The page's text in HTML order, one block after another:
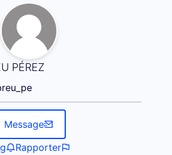
PÉREZABREU PÉREZ)
Message
Rapporter